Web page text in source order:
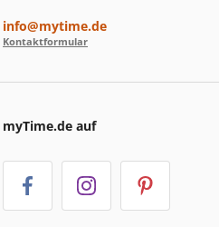
info@mytime.de
Kontaktformular
myTime.de auf